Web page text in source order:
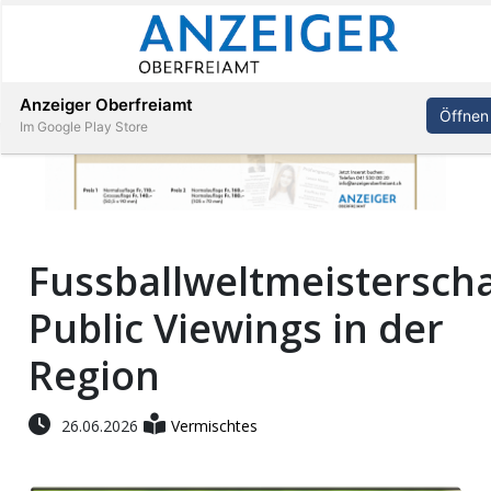
Veranstaltungen
Stellen
Paper
App
Abonnieren Anmelden
Public Viewings in der
Region
26.06.2026 Vermischtes
Anzeiger Oberfreiamt
Im Google Play Store
Öffnen